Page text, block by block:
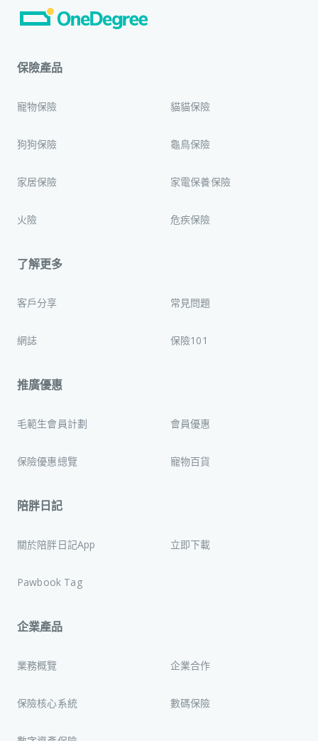
保險產品
寵物保險 貓貓保險
狗狗保險 龜鳥保險
家居保險 家電保養保險
火險 危疾保險
了解更多
客戶分享 常見問題
網誌 保險101
推廣優惠
毛範生會員計劃 會員優惠
保險優惠總覽 寵物百貨
陪胖日記
關於陪胖日記App 立即下載
Pawbook Tag
企業產品
業務概覽 企業合作
保險核心系統 數碼保險